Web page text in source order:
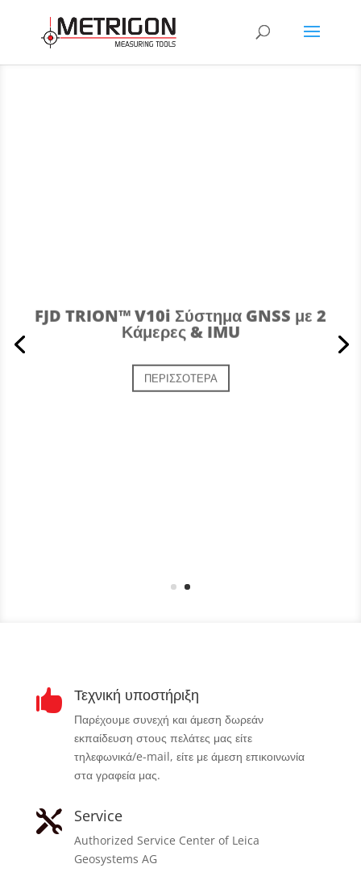
FJD TRION™ V10i Σύστημα GNSS με 2
Κάμερες & IMU
ΠΕΡΙΣΣΟΤΕΡΑ
 Τεχνική υποστήριξη
Παρέχουμε συνεχή και άμεση δωρεάν
εκπαίδευση στους πελάτες μας είτε
τηλεφωνικά/e-mail, είτε με άμεση επικοινωνία
στα γραφεία μας.
 Service
Authorized Service Center of Leica
Geosystems AG